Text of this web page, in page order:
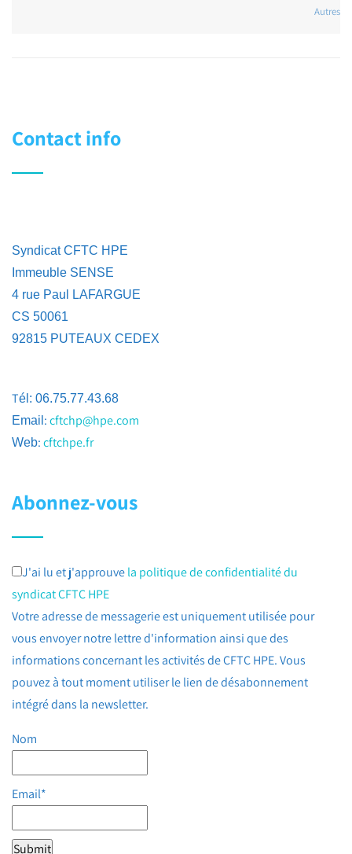
Autres
Contact info
Syndicat CFTC HPE
Immeuble SENSE
4 rue Paul LAFARGUE
CS 50061
92815 PUTEAUX CEDEX
Tél: 06.75.77.43.68
Email :cftchp@hpe.com
Web:cftchpe.fr
Abonnez-vous
J'ai lu et j'approuvela politique de confidentialité du
syndicat CFTC HPE
Votre adresse de messagerie est uniquement utilisée pour
vous envoyer notre lettre d'information ainsi que des
informations concernant les activités de CFTC HPE. Vous
pouvez à tout moment utiliser le lien de désabonnement
intégré dans la newsletter.
Nom
Email*